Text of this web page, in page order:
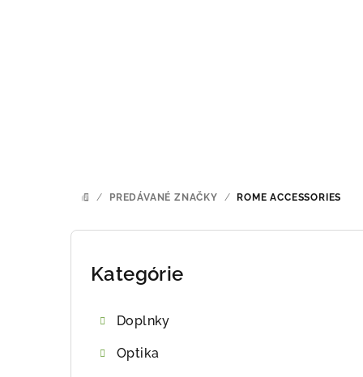
DOMOV
/ PREDÁVANÉ ZNAČKY / ROME ACCESSORIES
B
Preskočiť
Kategórie
Doplnky
Optika